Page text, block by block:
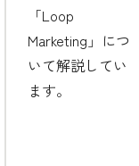
「Loop
Marketing」につ
いて解説してい
ます。